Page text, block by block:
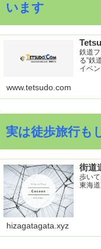
います
鉄道
る”鉄
イベ
ク集
www.tetsudo.com
実は徒歩旅行も
街道
歩い
東海
hizagatagata.xyz